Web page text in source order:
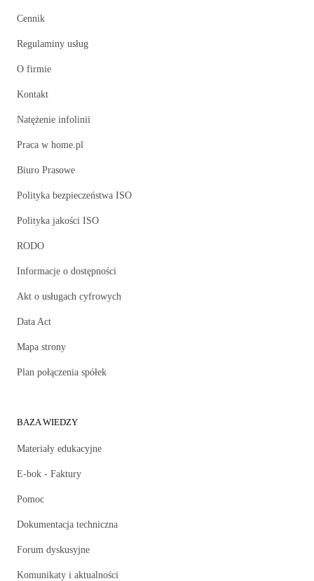
Cennik
Regulaminy usług
O firmie
Kontakt
Natężenie infolinii
Praca w home.pl
Biuro Prasowe
Polityka bezpieczeństwa ISO
Polityka jakości ISO
RODO
Informacje o dostępności
Akt o usługach cyfrowych
Data Act
Mapa strony
Plan połączenia spółek
BAZA WIEDZY
Materiały edukacyjne
E-bok - Faktury
Pomoc
Dokumentacja techniczna
Forum dyskusyjne
Komunikaty i aktualności